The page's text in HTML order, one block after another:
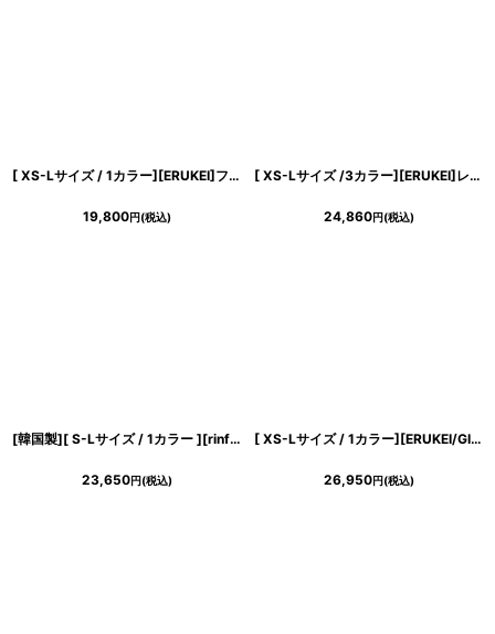
[ XS-Lサイズ / 1カラー][ERUKEI]フリルスリーブ・ドット・シフォン・パイピング・切替・Aライン・フレア・ミニドレス・ワンピース[送料無料]
19,800円(税込)
[ XS-Lサイズ /3カラー][ERUKEI]レッド・グリーン・グレー・リボン・背中見せ・Aライン・フレア・ミニドレス・ワンピース[送料無料]
24,860円(税込)
[韓国製][ S-Lサイズ / 1カラー ][rinfarre]オレンジ・ボタン・ベルト・五分袖・パフスリーブ・Aライン・ミディアムドレス・ワンピース[薗田杏奈着用][送料無料]
23,650円(税込)
[ XS-Lサイズ / 1カラー][ERUKEI/GINZA COUTURE]ツイード・金糸・チェック柄・ビーズ・スパンコール・ノースリーブ・ポケット・Aライン・ミニドレス・ワンピース[送料無料]
26,950円(税込)